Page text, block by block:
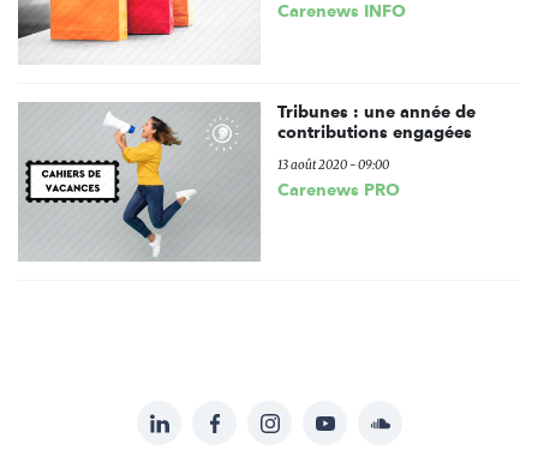
Carenews INFO
Tribunes : une année de
contributions engagées
13 août 2020 - 09:00
Carenews PRO
LinkedInFacebookInstagramYouTubeSoundcloud